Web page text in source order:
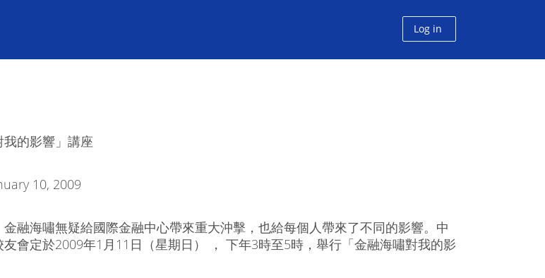
Log in
我的影響」講座
10, 2009
金融海嘯無疑給國際金融中心帶來重大沖擊，也給每個人帶來了不同的影響。中
友會定於2009年1月11日（星期日） ， 下年3時至5時，舉行「金融海嘯對我的影